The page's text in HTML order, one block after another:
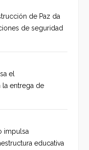
de Paz da
de seguridad
el
entrega de
impulsa
educativa